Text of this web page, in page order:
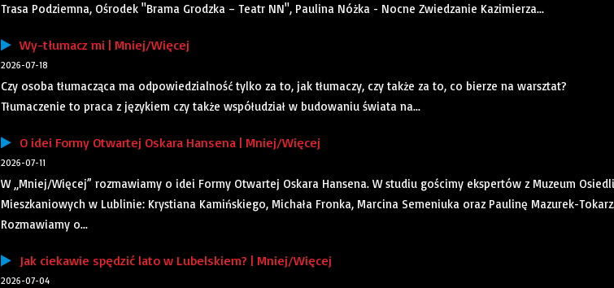
Trasa Podziemna, Ośrodek "Brama Grodzka – Teatr NN", Paulina Nóżka - Nocne Zwiedzanie Kazimierza...
Wy-tłumacz mi | Mniej/Więcej
2026-07-18
Czy osoba tłumacząca ma odpowiedzialność tylko za to, jak tłumaczy, czy także za to, co bierze na warsztat?
Tłumaczenie to praca z językiem czy także współudział w budowaniu świata na...
O idei Formy Otwartej Oskara Hansena | Mniej/Więcej
2026-07-11
W „Mniej/Więcej” rozmawiamy o idei Formy Otwartej Oskara Hansena. W studiu gościmy ekspertów z Muzeum Osiedli
Mieszkaniowych w Lublinie: Krystiana Kamińskiego, Michała Fronka, Marcina Semeniuka oraz Paulinę Mazurek-
Rozmawiamy o...
Jak ciekawie spędzić lato w Lubelskiem? | Mniej/Więcej
2026-07-04